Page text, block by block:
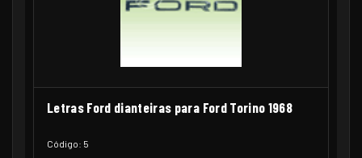
Letras Ford dianteiras para Ford Torino 1968
Código: 5